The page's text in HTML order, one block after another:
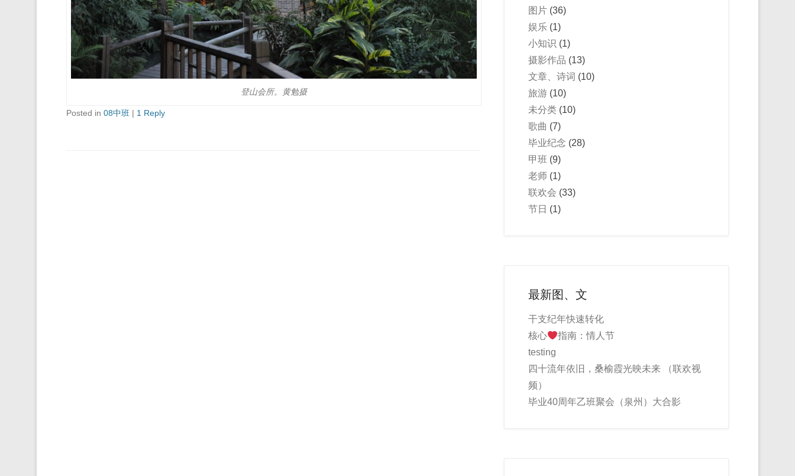
登山会所。黄勉摄
Posted in 08中班 | 1 Reply
图片 (36)
娱乐 (1)
小知识 (1)
摄影作品 (13)
文章、诗词 (10)
旅游 (10)
未分类 (10)
歌曲 (7)
毕业纪念 (28)
甲班 (9)
老师 (1)
联欢会 (33)
节日 (1)
最新图、文
干支纪年快速转化
核心
指南：情人节
testing
四十流年依旧，桑榆霞光映未来 （联欢视
频）
毕业40周年乙班聚会（泉州）大合影